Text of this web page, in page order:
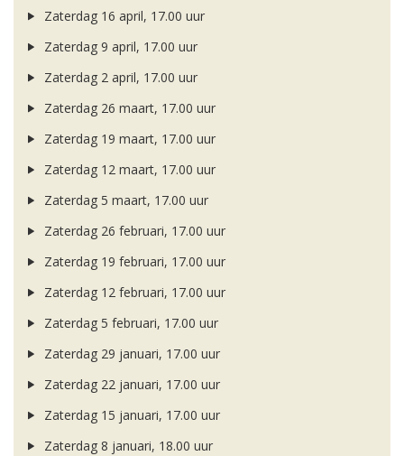
Zaterdag 16 april, 17.00 uur
Zaterdag 9 april, 17.00 uur
Zaterdag 2 april, 17.00 uur
Zaterdag 26 maart, 17.00 uur
Zaterdag 19 maart, 17.00 uur
Zaterdag 12 maart, 17.00 uur
Zaterdag 5 maart, 17.00 uur
Zaterdag 26 februari, 17.00 uur
Zaterdag 19 februari, 17.00 uur
Zaterdag 12 februari, 17.00 uur
Zaterdag 5 februari, 17.00 uur
Zaterdag 29 januari, 17.00 uur
Zaterdag 22 januari, 17.00 uur
Zaterdag 15 januari, 17.00 uur
Zaterdag 8 januari, 18.00 uur